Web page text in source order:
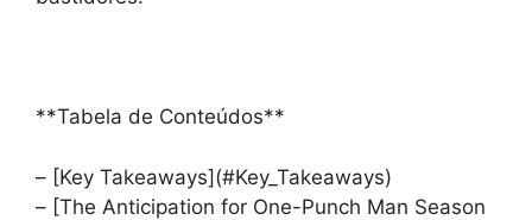
**Tabela de Conteúdos**
– [Key Takeaways](#Key_Takeaways)
– [The Anticipation for One-Punch Man Season